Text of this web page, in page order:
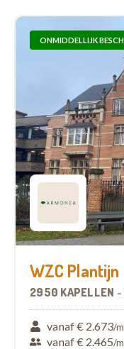
ONMIDDELLIJK
WZC Plantijn
2950 KAPELLEN -
vanaf € 2.673/
vanaf € 2.465/